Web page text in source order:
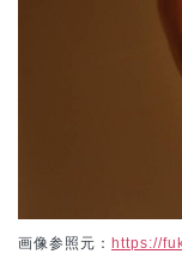
画像参照元： https://